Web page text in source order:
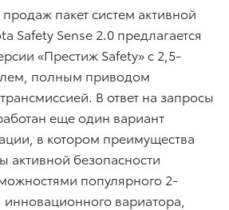
пакет систем активной
Safety Sense 2.0 предлагается
«Престиж Safety» c 2,5-
полным приводом
В ответ на запросы
еще один вариант
в котором преимущества
активной безопасности
популярного 2-
вариатора,